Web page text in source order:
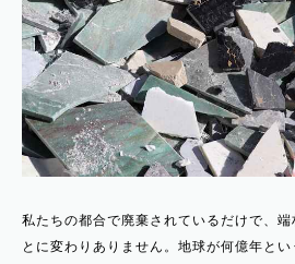
私たちの都合で廃棄されているだけで、
とに変わりありません。地球が何億年と